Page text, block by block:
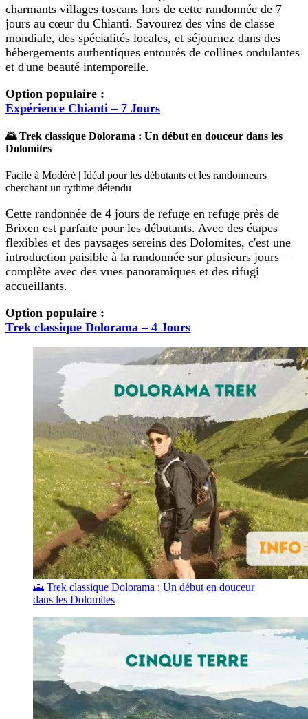
charmants villages toscans lors de cette randonnée de 7
jours au cœur du Chianti. Savourez des vins de classe
mondiale, des spécialités locales, et séjournez dans des
hébergements authentiques entourés de collines ondulantes
et d'une beauté intemporelle.
Option populaire :
Expérience Chianti – 7 Jours
🌄 Trek classique Dolorama : Un début en douceur dans les
Dolomites
Facile à Modéré | Idéal pour les débutants et les randonneurs
cherchant un rythme détendu
Cette randonnée de 4 jours de refuge en refuge près de
Brixen est parfaite pour les débutants. Avec des étapes
flexibles et des paysages sereins des Dolomites, c'est une
introduction paisible à la randonnée sur plusieurs jours—
complète avec des vues panoramiques et des rifugi
accueillants.
Option populaire :
Trek classique Dolorama – 4 Jours
🌄 Trek classique Dolorama : Un début en douceur
dans les Dolomites